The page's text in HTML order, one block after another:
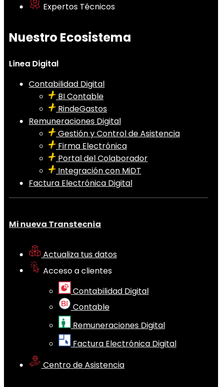
Expertos Técnicos
Nuestro Ecosistema
Linea Digital
Contabilidad Digital
BI Contable
RindeGastos
Remuneraciones Digital
Gestión y Control de Asistencia
Firma Electrónica
Portal del Colaborador
Integración con MiDT
Factura Electrónica Digital
Mi nueva Transtecnia
Actualiza tus datos
Acceso a clientes
Contabilidad Digital
Contable
Remuneraciones Digital
Factura Electrónica Digital
Centro de Asistencia